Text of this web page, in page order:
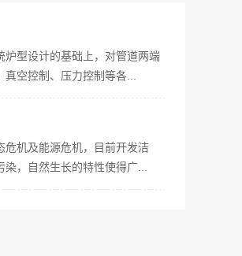
型设计的基础上，对管道两端
空控制、压力控制等各...
机及能源危机，目前开发洁
，自然生长的特性使得广...